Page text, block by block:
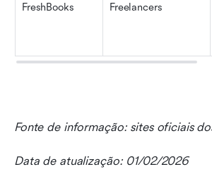
FreshBooks Freelancers
Fonte de informação: sites oficiais
Data de atualização: 01/02/2026